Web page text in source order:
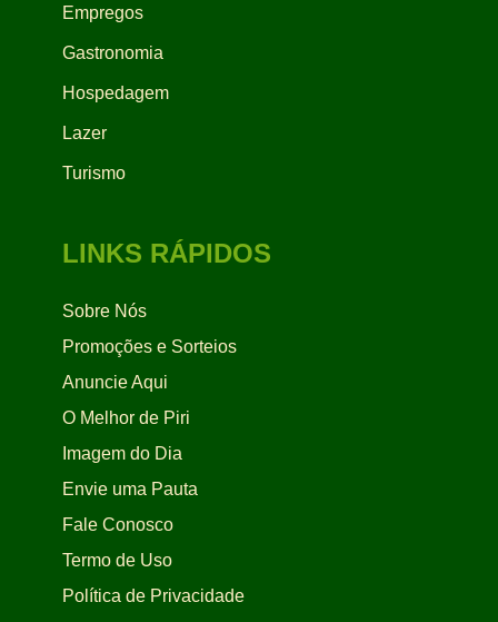
Empregos
Gastronomia
Hospedagem
Lazer
Turismo
LINKS RÁPIDOS
Sobre Nós
Promoções e Sorteios
Anuncie Aqui
O Melhor de Piri
Imagem do Dia
Envie uma Pauta
Fale Conosco
Termo de Uso
Política de Privacidade